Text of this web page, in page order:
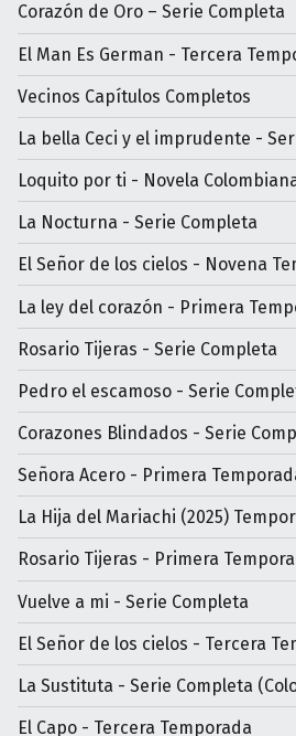
Corazón de Oro – Serie Completa
El Man Es German - Tercera
Vecinos Capítulos Completos
La bella Ceci y el imprudente -
Loquito por ti - Novela
La Nocturna - Serie Completa
El Señor de los cielos - Novena
La ley del corazón - Primera
Rosario Tijeras - Serie Completa
Pedro el escamoso - Serie
Corazones Blindados - Serie
Señora Acero - Primera
La Hija del Mariachi (2025)
Rosario Tijeras - Primera
Vuelve a mi - Serie Completa
El Señor de los cielos - Tercera
La Sustituta - Serie Completa
El Capo - Tercera Temporada